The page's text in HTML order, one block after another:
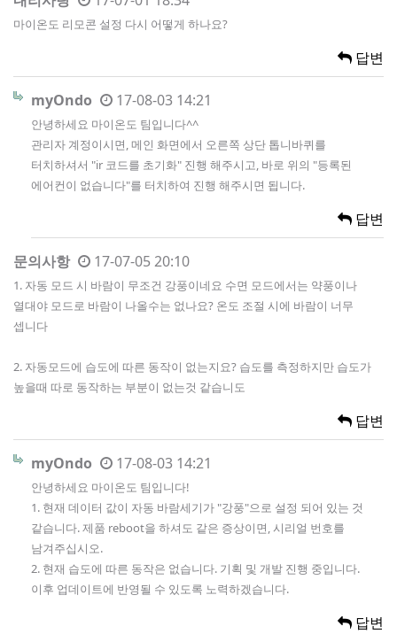
마이온도 리모콘 설정 다시 어떻게 하나요?
답변
myOndo 17-08-03 14:21
안녕하세요 마이온도 팀입니다^^
관리자 계정이시면, 메인 화면에서 오른쪽 상단 톱니바퀴를
터치하셔서 "ir 코드를 초기화" 진행 해주시고, 바로 위의 "등록된
에어컨이 없습니다"를 터치하여 진행 해주시면 됩니다.
답변
문의사항 17-07-05 20:10
1. 자동 모드 시 바람이 무조건 강풍이네요 수면 모드에서는 약풍이나
열대야 모드로 바람이 나올수는 없나요? 온도 조절 시에 바람이 너무
셉니다
2. 자동모드에 습도에 따른 동작이 없는지요? 습도를 측정하지만 습도가
높을때 따로 동작하는 부분이 없는것 같습니도
답변
myOndo 17-08-03 14:21
안녕하세요 마이온도 팀입니다!
1. 현재 데이터 값이 자동 바람세기가 "강풍"으로 설정 되어 있는 것
같습니다. 제품 reboot을 하셔도 같은 증상이면, 시리얼 번호를
남겨주십시오.
2. 현재 습도에 따른 동작은 없습니다. 기획 및 개발 진행 중입니다.
이후 업데이트에 반영될 수 있도록 노력하겠습니다.
답변